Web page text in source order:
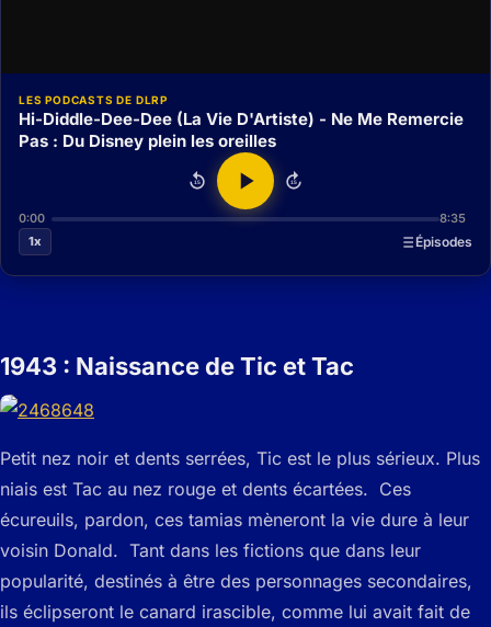
LES PODCASTS DE DLRP
Hi-Diddle-Dee-Dee (La Vie D'Artiste) - Ne Me Remercie
Pas : Du Disney plein les oreilles
15 15
0:00
8:35
1x
Épisodes
1943 : Naissance de Tic et Tac
Petit nez noir et dents serrées, Tic est le plus sérieux. Plus
niais est Tac au nez rouge et dents écartées. Ces
écureuils, pardon, ces tamias mèneront la vie dure à leur
voisin Donald. Tant dans les fictions que dans leur
popularité, destinés à être des personnages secondaires,
ils éclipseront le canard irascible, comme lui avait fait de